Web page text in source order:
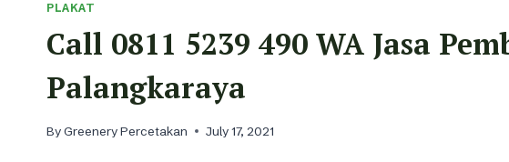
PLAKAT
Call 0811 5239 490 WA Jasa
Palangkaraya
ByGreenery Percetakan July 17, 2021